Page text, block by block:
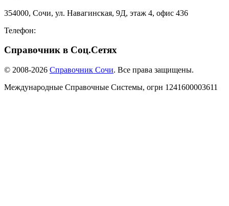
354000, Сочи, ул. Навагинская, 9Д, этаж 4, офис 436
Телефон:
Справочник в Соц.Сетях
© 2008-2026 Справочник Сочи. Все права защищены.
Международные Справочные Системы, огрн 1241600003611